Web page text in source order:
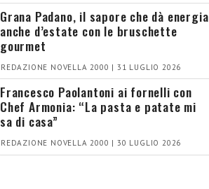
Grana Padano, il sapore che dà energia
anche d’estate con le bruschette
gourmet
REDAZIONE NOVELLA 2000 | 31 LUGLIO 2026
Francesco Paolantoni ai fornelli con
Chef Armonia: “La pasta e patate mi
sa di casa”
REDAZIONE NOVELLA 2000 | 30 LUGLIO 2026